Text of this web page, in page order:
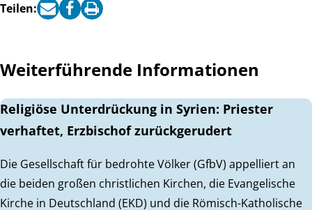
Teilen:
Weiterführende Informationen
Religiöse Unterdrückung in Syrien: Priester
verhaftet, Erzbischof zurückgerudert
Die Gesellschaft für bedrohte Völker (GfbV) appelliert an
die beiden großen christlichen Kirchen, die Evangelische
Kirche in Deutschland (EKD) und die Römisch-Katholische